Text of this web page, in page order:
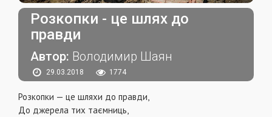
Розкопки - це шлях до
правди
Автор: Володимир Шаян
29.03.2018 1774
Розкопки — це шляхи до правди,
До джерела тих таємниць,